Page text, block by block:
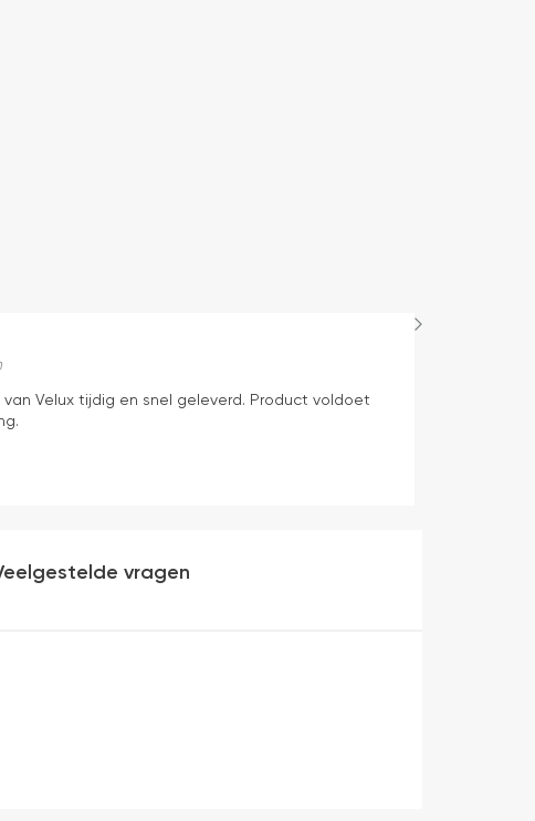
Velux tijdig en snel geleverd. Product voldoet
vragen